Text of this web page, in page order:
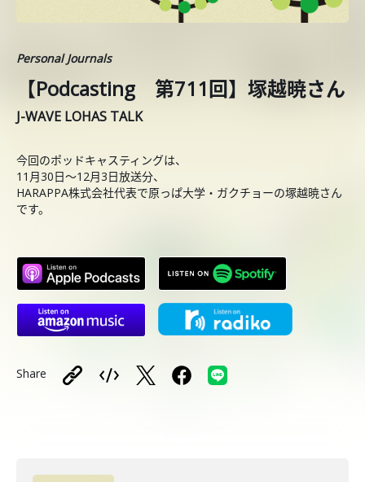
Personal Journals
【Podcasting 第711回】塚越暁さん
J-WAVE LOHAS TALK
今回のポッドキャスティングは、
11月30日〜12月3日放送分、
HARAPPA株式会社代表で原っぱ大学・ガクチョーの塚越暁さん
です。
Share